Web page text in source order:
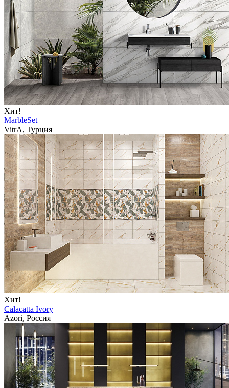
Хит!
MarbleSet
VitrA, Турция
Хит!
Calacatta Ivory
Azori, Россия